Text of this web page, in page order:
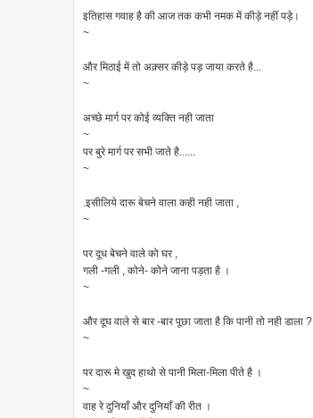
इतिहास गवाह है की आज तक कभी नमक में कीड़े नहीं पड़े।
~
और मिठाई में तो अक़्सर कीड़े पड़ जाया करते है...
~
अच्छे मार्ग पर कोई व्यक्ति नही जाता
~
पर बुरे मार्ग पर सभी जाते है......
~
.इसीलिये दारू बेचने वाला कही नही जाता ,
~
पर दूध बेचने वाले को घर ,
गली -गली , कोने- कोने जाना पड़ता है ।
~
और दूघ वाले से बार -बार पूछा जाता है कि पानी तो नही डाला ?
~
पर दारू मे खुद हाथो से पानी मिला-मिला पीते है ।
~
वाह रे दुनियाँ और दुनियाँ की रीत ।